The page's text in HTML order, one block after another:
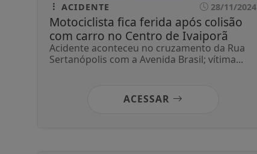
ACIDENTE 28/11/2024
Motociclista fica ferida após colisão
com carro no Centro de Ivaiporã
Acidente aconteceu no cruzamento da Rua
Sertanópolis com a Avenida Brasil; vítima...
ACESSAR